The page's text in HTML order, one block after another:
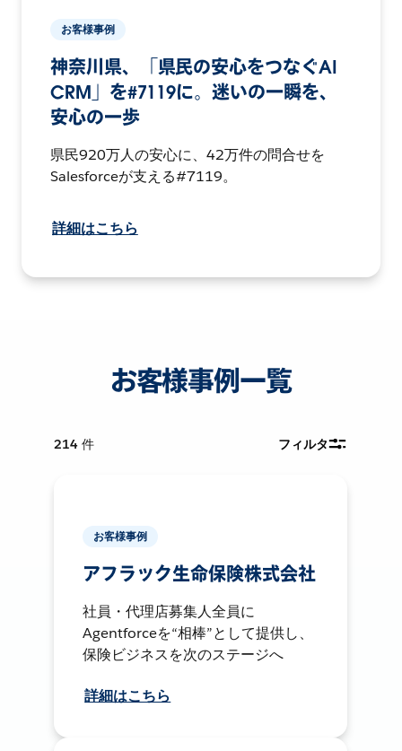
お客様事例
神奈川県、「県民の安心をつなぐAI
CRM」を#7119に。迷いの一瞬を、
安心の一歩
県民920万人の安心に、42万件の問合せを
Salesforceが支える#7119。
詳細はこちら
お客様事例一覧
214 件 フィルタ
お客様事例
アフラック生命保険株式会社
社員・代理店募集人全員に
Agentforceを“相棒”として提供し、
保険ビジネスを次のステージへ
詳細はこちら